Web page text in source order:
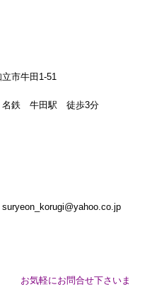
1-51
歩3分
suryeon_korugi@yahoo.co.jp
お気軽にお問合せ下さいま